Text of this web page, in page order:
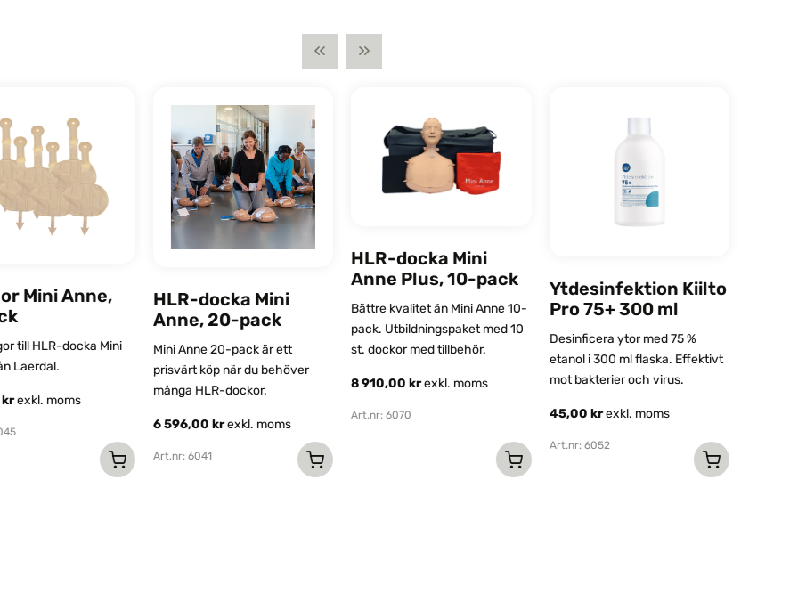
Mini Anne,
till HLR-docka Mini
Laerdal.
krexkl. moms
HLR-docka Mini
Anne, 20-pack
Mini Anne 20-pack är ett
prisvärt köp när du behöver
många HLR-dockor.
6 596,00 krexkl. moms
Art.nr: 6041
HLR-docka Mini
Anne Plus, 10-pack
Bättre kvalitet än Mini Anne 10-
pack. Utbildningspaket med 10
st. dockor med tillbehör.
8 910,00krexkl. moms
Art.nr: 6070
Ytdesinfektion Kiilto
Pro 75+ 300 ml
Desinficera ytor med 75 %
etanol i 300 ml flaska. Effektivt
mot bakterier och virus.
45,00 krexkl. moms
Art.nr: 6052